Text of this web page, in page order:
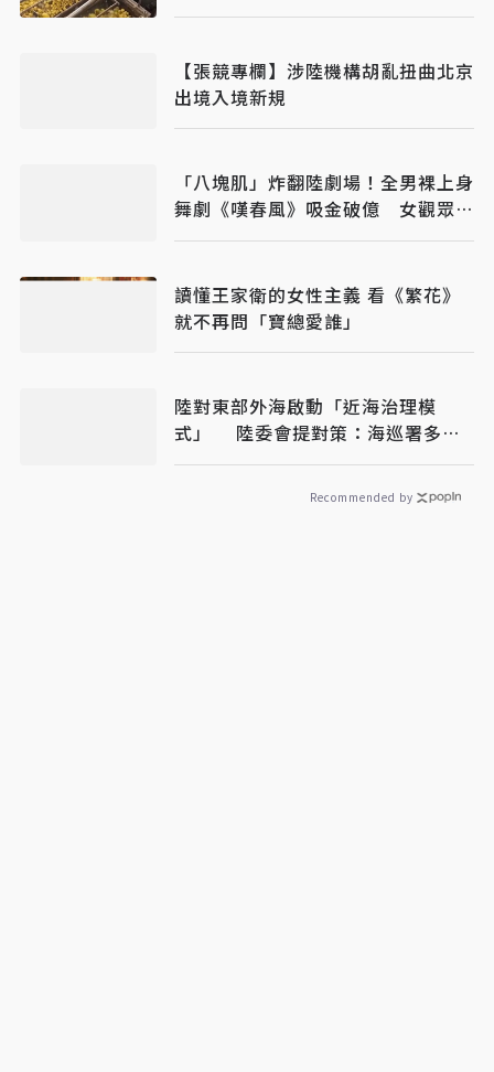
【張競專欄】涉陸機構胡亂扭曲北京
出境入境新規
「八塊肌」炸翻陸劇場！全男裸上身
舞劇《嘆春風》吸金破億 女觀眾狂
喊：終於懂武則天
讀懂王家衛的女性主義 看《繁花》
就不再問「寶總愛誰」
陸對東部外海啟動「近海治理模
式」 陸委會提對策：海巡署多加
油
Recommended by